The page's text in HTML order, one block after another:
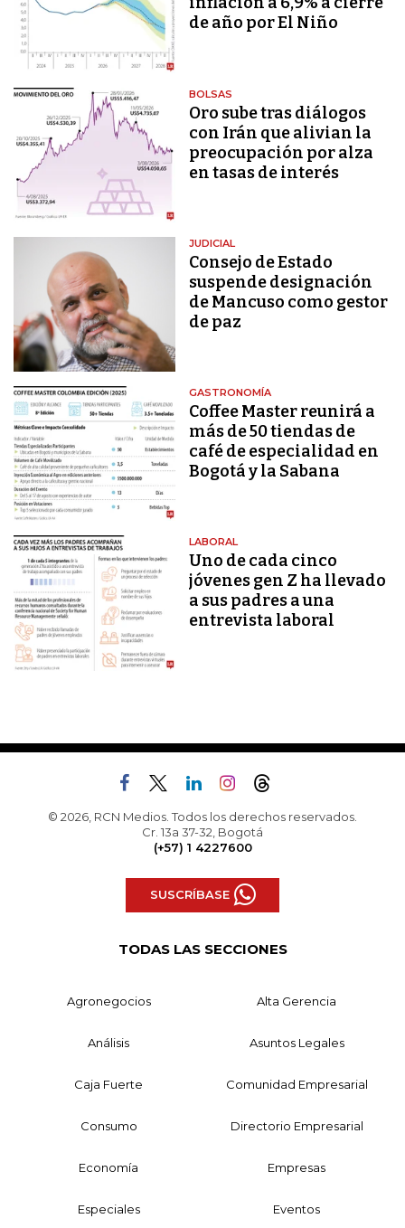
de año por El Niño
BOLSAS
Oro sube tras diálogos
con Irán que alivian la
preocupación por alza
en tasas de interés
JUDICIAL
Consejo de Estado
suspende designación
de Mancuso como gestor
de paz
GASTRONOMÍA
Coffee Master reunirá a
más de 50 tiendas de
café de especialidad en
Bogotá y la Sabana
LABORAL
Uno de cada cinco
jóvenes gen Z ha llevado
a sus padres a una
entrevista laboral
© 2026, RCN Medios. Todos los derechos reservados.
Cr. 13a 37-32, Bogotá
(+57) 1 4227600
SUSCRÍBASE
TODAS LAS SECCIONES
Agronegocios Alta Gerencia
Análisis Asuntos Legales
Caja Fuerte Comunidad Empresarial
Consumo Directorio Empresarial
Economía Empresas
Especiales Eventos